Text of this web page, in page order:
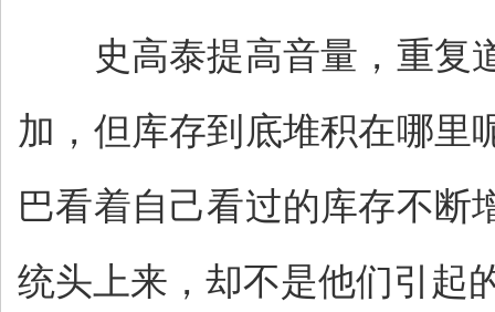
史高泰提高音量，重复道
加，但库存到底堆积在哪里
巴看着自己看过的库存不断
统头上来，却不是他们引起